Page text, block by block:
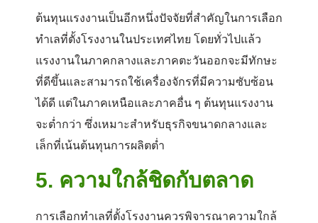
ต้นทุนแรงงานเป็นอีกหนึ่งปัจจัยที่สำคัญในการเลือก
ทำเลที่ตั้งโรงงานในประเทศไทย โดยทั่วไปแล้ว
แรงงานในภาคกลางและภาคตะวันออกจะมีทักษะ
ที่ดีขึ้นและสามารถใช้เครื่องจักรที่มีความซับซ้อน
ได้ดี แต่ในภาคเหนือและภาคอื่น ๆ ต้นทุนแรงงาน
จะต่ำกว่า ซึ่งเหมาะสำหรับธุรกิจขนาดกลางและ
เล็กที่เน้นต้นทุนการผลิตต่ำ
5. ความใกล้ชิดกับตลาด
การเลือกทำเลที่ตั้งโรงงานควรพิจารณาความใกล้